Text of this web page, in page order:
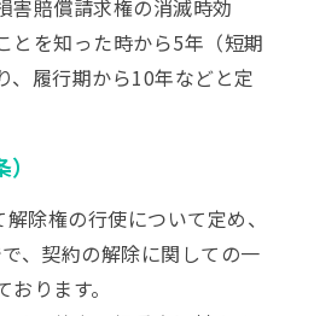
害賠償請求権の消滅時効
とを知った時から5年（短期
、履行期から10年などと定
除権の行使について定め、
、契約の解除に関しての一
ります。